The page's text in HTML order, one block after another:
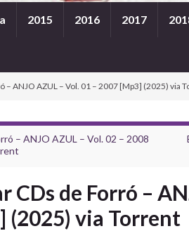
2015 2016 2017
– ANJO AZUL – Vol. 01 – 2007 [Mp3] (2025) via
– ANJO AZUL – Vol. 02 – 2008
CDs de Forró –
(2025) via Torrent